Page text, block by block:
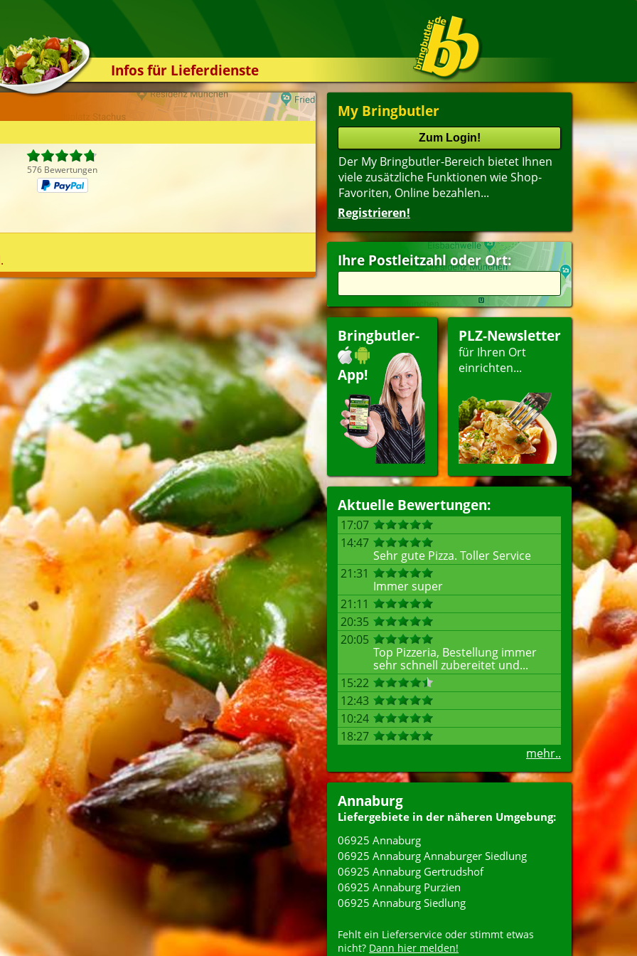
Infos für Lieferdienste
Kassensystem
Zuverlässigkeit
Styles
Kontakt
My Bringbutler
Der My Bringbutler-Bereich bietet Ihnen
viele zusätzliche Funktionen wie Shop-
Favoriten, Online bezahlen...
Registrieren!
Ihre Postleitzahl oder Ort:
Bringbutler-
App!
PLZ-Newsletter
für Ihren Ort
einrichten...
Aktuelle Bewertungen:
17:07
14:47
Sehr gute Pizza. Toller Service
21:31
Immer super
21:11
20:35
20:05
Top Pizzeria, Bestellung immer
sehr schnell zubereitet und...
15:22
12:43
10:24
18:27
mehr..
Annaburg
Liefergebiete in der näheren Umgebung:
06925 Annaburg
06925 Annaburg Annaburger Siedlung
06925 Annaburg Gertrudshof
06925 Annaburg Purzien
06925 Annaburg Siedlung
Fehlt ein Lieferservice oder stimmt etwas
nicht? Dann hier melden!
576 Bewertungen